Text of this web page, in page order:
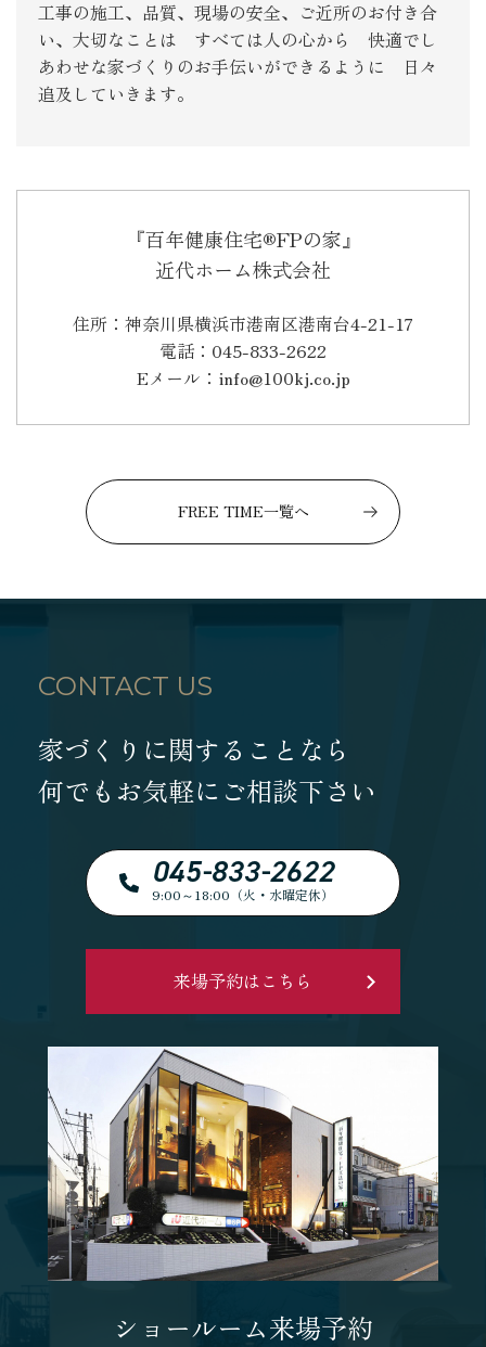
工事の施工、品質、現場の安全、ご近所のお付き合
い、大切なことは すべては人の心から 快適でし
あわせな家づくりのお手伝いができるように 日々
追及していきます。
『百年健康住宅®FPの家』
近代ホーム株式会社
住所：神奈川県横浜市港南区港南台4-21-17
電話：045-833-2622
Eメール：info@100kj.co.jp
FREE TIME一覧へ
CONTACT US
家づくりに関することなら
何でもお気軽にご相談下さい
045-833-2622
9:00～18:00（火・水曜定休）
来場予約はこちら
ショールーム来場予約